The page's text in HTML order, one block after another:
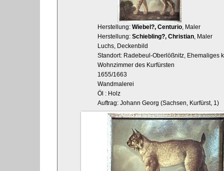
Herstellung: Wiebel?, Centurio, Maler
Herstellung: Schiebling?, Christian, Maler
Luchs, Deckenbild
Standort: Radebeul-Oberlößnitz, Ehemaliges
Wohnzimmer des Kurfürsten
1655/1663
Wandmalerei
Öl : Holz
Auftrag: Johann Georg (Sachsen, Kurfürst, 1)